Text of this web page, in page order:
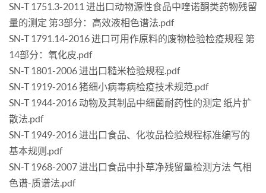
SN-T 1751.3-2011 进出口动物源性食品中喹诺酮类药物残留
量的测定 第3部分：高效液相色谱法.pdf
SN-T 1791.14-2016 进口可用作原料的废物检验检疫规程 第
14部分：氧化皮.pdf
SN-T 1801-2006 进出口糙米检验规程.pdf
SN-T 1919-2016 猪细小病毒病检疫技术规范.pdf
SN-T 1944-2016 动物及其制品中细菌耐药性的测定 纸片扩
散法.pdf
SN-T 1949-2016 进出口食品、化妆品检验规程标准编写的
基本规则.pdf
SN-T 1968-2007 进出口食品中扑草净残留量检测方法 气相
色谱-质谱法.pdf